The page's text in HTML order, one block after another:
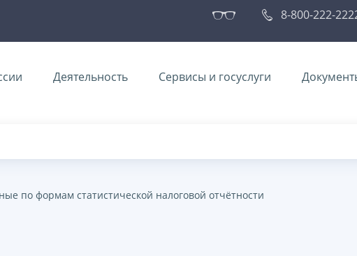
8-800-222-
Деятельность Сервисы и госуслуги
по формам статистической налоговой отчётности